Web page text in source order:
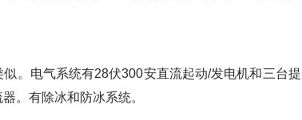
电气系统有28伏300安直流起动/发电机和三台提
。有除冰和防冰系统。